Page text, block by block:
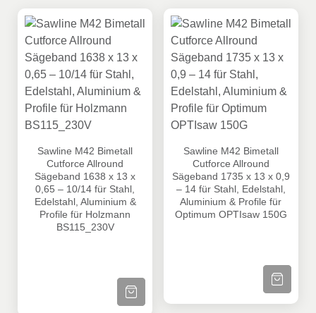
Sawline M42 Bimetall
Cutforce Allround
Sägeband 1638 x 13 x
0,65 – 10/14 für Stahl,
Edelstahl, Aluminium &
Profile für Holzmann
BS115_230V
ZUM PRODUKT
Sawline M42 Bimetall
Cutforce Allround
Sägeband 1735 x 13 x 0,9
– 14 für Stahl, Edelstahl,
Aluminium & Profile für
Optimum OPTIsaw 150G
ZUM